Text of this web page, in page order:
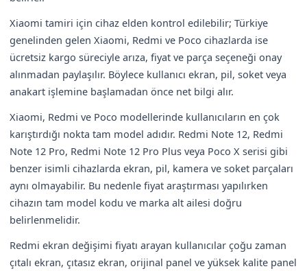
Xiaomi tamiri için cihaz elden kontrol edilebilir; Türkiye
genelinden gelen Xiaomi, Redmi ve Poco cihazlarda ise
ücretsiz kargo süreciyle arıza, fiyat ve parça seçeneği onay
alınmadan paylaşılır. Böylece kullanıcı ekran, pil, soket veya
anakart işlemine başlamadan önce net bilgi alır.
Xiaomi, Redmi ve Poco modellerinde kullanıcıların en çok
karıştırdığı nokta tam model adıdır. Redmi Note 12, Redmi
Note 12 Pro, Redmi Note 12 Pro Plus veya Poco X serisi gibi
benzer isimli cihazlarda ekran, pil, kamera ve soket parçaları
aynı olmayabilir. Bu nedenle fiyat araştırması yapılırken
cihazın tam model kodu ve marka alt ailesi doğru
belirlenmelidir.
Redmi ekran değişimi fiyatı arayan kullanıcılar çoğu zaman
çıtalı ekran, çıtasız ekran, orijinal panel ve yüksek kalite panel